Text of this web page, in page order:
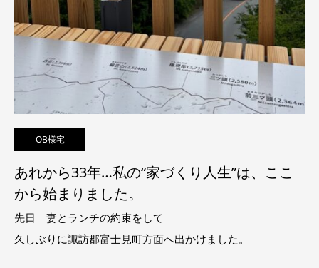
OB様宅
あれから33年…私の“家づくり人生”は、ここ
から始まりました。
先日 妻とランチの約束をして
久しぶりに諏訪郡富士見町方面へ出かけました。